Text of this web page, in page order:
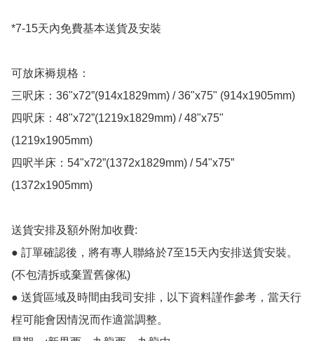
*7-15天內免費基本送貨及安裝
可放床褥規格：
三呎床：36"x72”(914x1829mm) / 36"x75" (914x1905mm)
四呎床：48"x72”(1219x1829mm) / 48"x75"
(1219x1905mm)
四呎半床：54"x72”(1372x1829mm) / 54"x75”
(1372x1905mm)
送貨安排及額外附加收費:
● 訂單確認後，將有專人聯絡於7至15天內安排送貨安裝。
(不包清拆或棄置舊傢俬)
● 送貨區域及時間由我司安排，以下資料謹作參考，當天行
桯可能會因情況而作適當調整。